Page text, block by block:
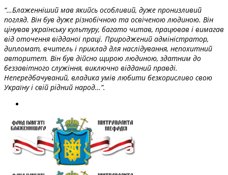
“…Блаженніший мав якийсь особливий, дуже пронизливий
погляд. Він був дуже різнобічною та освіченою людиною. Він
цінував українську культуру, багато читав, працював і вимагав
від оточення відданої праці. Природжений адміністратор,
дипломат, вчитель і приклад для наслідування, непохитний
авторитет. Він був дійсно щирою людиною, здатним до
беззавітного служіння, виключно відданий правді.
Непередбачуваний, владика умів любити безкорисливо свою
Україну і свій рідний народ…”.